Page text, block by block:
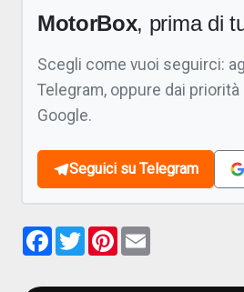
MotorBox, prima di
Scegli come vuoi seguirci:
Telegram, oppure dai
Google.
Seguici su Telegram
Facebook
TwitterPinterest